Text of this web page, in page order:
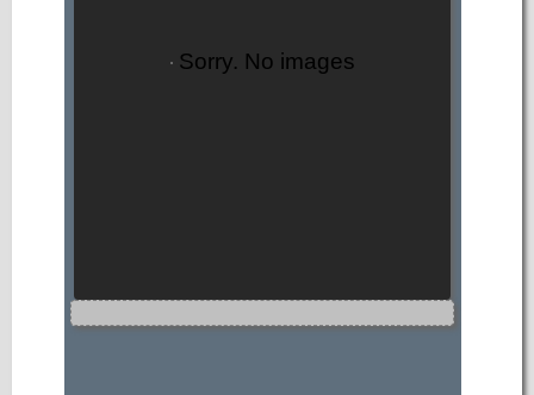
Sorry. No images